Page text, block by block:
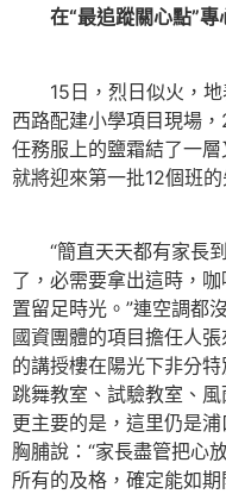
在“最追蹤關心點”專
15日，烈日似火，地
西路配建小學項目現場
任務服上的鹽霜結了一
就將迎來第一批12個班的
“簡直天天都有家長到
了，必需要拿出這時，咖
置留足時光。”連空調都
國資團體的項目擔任人
的講授樓在陽光下非分
跳舞教室、試驗教室、
更主要的是，這里仍是
胸脯說：“家長盡管把心
所有的及格，確定能如期